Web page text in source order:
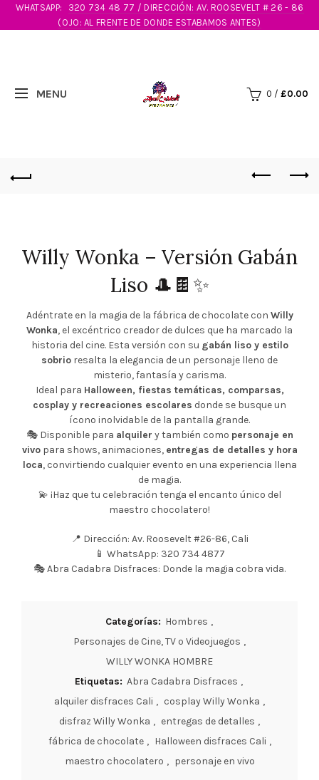
WHATSAPP:
320 734 48 77 / DIRECCIÓN: AV. ROOSEVELT # 26 - 86
(OJO: AL FRENTE DE DONDE ESTABAMOS ANTES)
0 / £0.00
Willy Wonka – Versión Gabán
Liso 🎩🍫✨
Adéntrate en la magia de la fábrica de chocolate con Willy
Wonka, el excéntrico creador de dulces que ha marcado la
historia del cine. Esta versión con su gabán liso y estilo
sobrio resalta la elegancia de un personaje lleno de
misterio, fantasía y carisma.
Ideal para Halloween, fiestas temáticas, comparsas,
cosplay y recreaciones escolares donde se busque un
ícono inolvidable de la pantalla grande.
🎭 Disponible para alquiler y también como personaje en
vivopara shows, animaciones, entregas de detalles y hora
loca, convirtiendo cualquier evento en una experiencia llena
de magia.
💫 ¡Haz que tu celebración tenga el encanto único del
maestro chocolatero!
📍 Dirección: Av. Roosevelt #26-86, Cali
📱 WhatsApp: 320 734 4877
🎭 Abra Cadabra Disfraces: Donde la magia cobra vida.
Categorías: Hombres ,
Personajes de Cine, TV o Videojuegos ,
WILLY WONKA HOMBRE
Etiquetas: Abra Cadabra Disfraces ,
alquiler disfraces Cali , cosplay Willy Wonka ,
disfraz Willy Wonka , entregas de detalles ,
fábrica de chocolate , Halloween disfraces Cali ,
maestro chocolatero , personaje en vivo